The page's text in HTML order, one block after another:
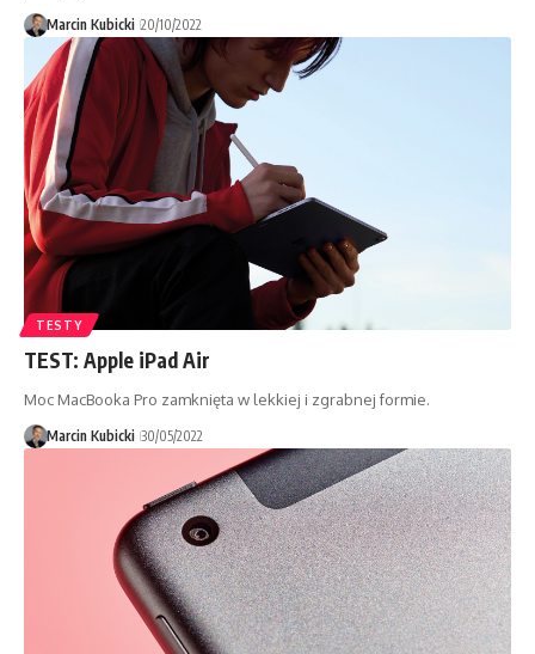
Marcin Kubicki 20/10/2022
TESTY
TEST: Apple iPad Air
Moc MacBooka Pro zamknięta w lekkiej i zgrabnej formie.
Marcin Kubicki 30/05/2022